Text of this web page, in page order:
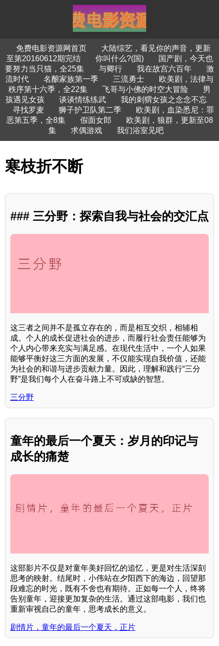
免费电影资源网首页
大陆综艺，看见你的声音，更新
至第20160612期完结
你叫什么?(国)
国产剧，今天也
要努力当只猫，全25集
与卿行 我在故宫六百年
激
流时代
名酿家族第一季 三流勇士
欧美剧，法律与
秩序第十六季，全22集
飞哥与小佛的时空大冒险
男
孩遇见女孩
谈谈情练练武
我的刺猬女孩之念念不忘
寻找罗麦
狮子护卫队第二季
欧美剧，血染悉尼：罪
恶第五季，全8集
假面女郎
欧美剧，狼群，更新至08
集
求偶游戏 我们浴室见吧
寒枝折不断
### 三分野：探索自我与社会的交汇点
这三者之间并不是孤立存在的，而是相互交织，相辅相
成。个人的成长促进社会的进步，而履行社会责任能够为
个人内心带来充实与满足感。在现代生活中，一个人如果
能够平衡好这三方面的发展，不仅能实现自我价值，还能
为社会的和谐与进步贡献力量。因此，理解和践行“三分
野”是我们每个人在奋斗路上不可或缺的智慧。
三分野
童年的最后一个夏天：岁月的印记与
成长的痛楚
这部影片不仅是对童年美好回忆的追忆，更是对生活深刻
思考的映射。结尾时，小伟站在夕阳西下的海边，回望那
段难忘的时光，既有不舍也有期待。正如每一个人，终将
告别童年，迎接更加复杂的生活。通过这部电影，我们也
重新审视自己的童年，思考成长的意义。
剧情片，童年的最后一个夏天，正片